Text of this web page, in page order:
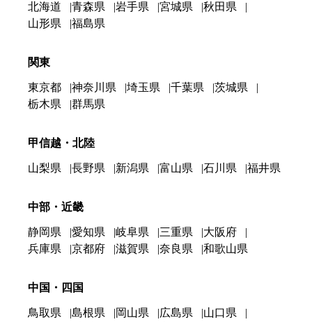
北海道 青森県 岩手県 宮城県
秋田県
山形県
福島県
関東
東京都 神奈川県 埼玉県 千葉県
茨城県
栃木県
群馬県
甲信越・北陸
山梨県 長野県 新潟県 富山県 石川県 福井県
中部・近畿
静岡県 愛知県 岐阜県 三重県
大阪府
兵庫県
京都府 滋賀県 奈良県 和歌山県
中国・四国
鳥取県 島根県 岡山県 広島県
山口県